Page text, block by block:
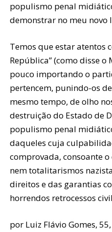
populismo penal
demonstrar no meu novo
Temos que estar atentos
República” (como disse o
pouco importando o
pertencem, punindo-os
mesmo tempo, de olho
destruição do Estado de
populismo penal
daqueles cuja
comprovada, consoante
nem totalitarismos
direitos e das garantias
horrendos retrocessos
por Luiz Flávio Gomes,